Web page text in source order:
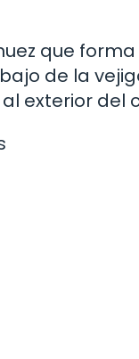
que
de la
exterior del